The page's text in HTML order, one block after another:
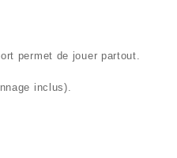
permet de jouer partout.
inclus).